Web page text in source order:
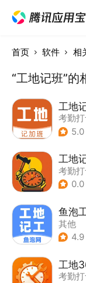
首页 软件 相
“工地记班”
工地
考勤
5.0
工地
考勤
0.0
鱼泡
其他
4.9
工地
考勤